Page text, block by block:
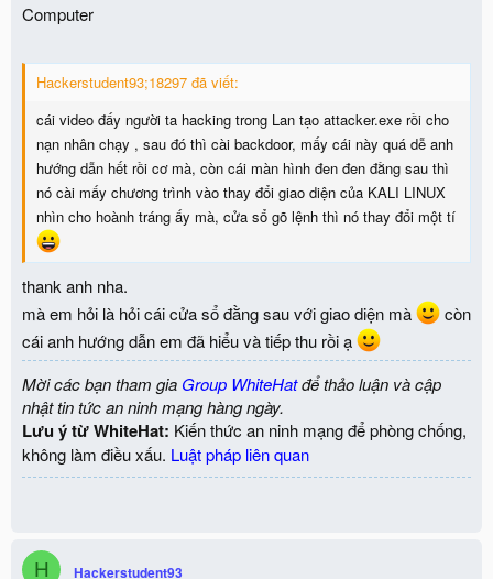
Computer
Hackerstudent93;18297 đã viết:
cái video đấy người ta hacking trong Lan tạo attacker.exe rồi cho
nạn nhân chạy , sau đó thì cài backdoor, mấy cái này quá dễ anh
hướng dẫn hết rồi cơ mà, còn cái màn hình đen đen đằng sau thì
nó cài mấy chương trình vào thay đổi giao diện của KALI LINUX
nhìn cho hoành tráng ấy mà, cửa sổ gõ lệnh thì nó thay đổi một tí
thank anh nha.
mà em hỏi là hỏi cái cửa sổ đằng sau với giao diện mà
còn
cái anh hướng dẫn em đã hiểu và tiếp thu rồi ạ
Mời các bạn tham gia Group WhiteHatđể thảo luận và cập
nhật tin tức an ninh mạng hàng ngày.
Lưu ý từ WhiteHat: Kiến thức an ninh mạng để phòng chống,
không làm điều xấu. Luật pháp liên quan
H Hackerstudent93